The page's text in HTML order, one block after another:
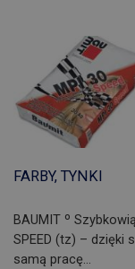
FARBY, TYNKI
BAUMIT º
SPEED (tz) – dzięki
samą pracę…